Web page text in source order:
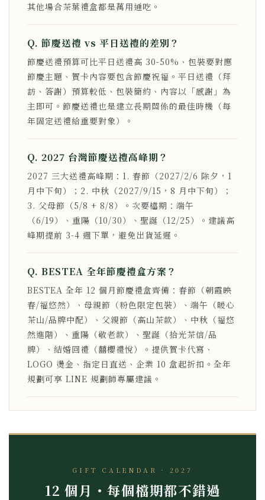
其他場合茶葉禮盒都是萬用通吃。
Q. 節慶送禮 vs 平日送禮的差別？
節慶送禮預算可比平日送禮高 30-50%、包裝要對應
節慶主題、賀卡內容要包含節慶祝福。平日送禮（拜
訪、答謝）預算較低、包裝簡約、內容以「感謝」為
主即可。節慶送禮也是建立長期關係的最佳時機（每
年固定送禮給重要對象）。
Q. 2027 台灣節慶送禮高峰期？
2027 三大送禮高峰期：1. 春節（2027/2/6 除夕，1
月中下旬）；2. 中秋（2027/9/15，8 月中下旬）；
3. 父母節（5/8 + 8/8）。次要檔期：端午
（6/19）、重陽（10/30）、聖誕（12/25）。建議高
峰期提前 3-4 週下單，避免出貨延遲。
Q. BESTEA 全年節慶禮盒方案？
BESTEA 全年 12 個月節慶禮盒齊備：春節（朝霞映
春/福悠然）、母親節（粉色限定包裝）、端午（暖心
茶山/品牌中配）、父親節（高山茶款）、中秋（福悠
然進階）、重陽（敬老款）、聖誕（拾光茶信/品
牌）、結婚回禮（囍櫻禮悅）。提供賀卡代寫、
LOGO 燙金、指定日直送、企業 10 盒起折扣。全年
規劃可享 LINE 規劃師專屬建議。
GIFT CALENDAR · 2027
12 個月・每個檔期都不錯過